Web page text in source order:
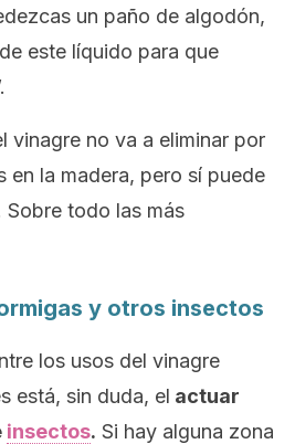
un paño de algodón,
este líquido para que
vinagre no va a eliminar por
en la madera, pero sí puede
Sobre todo las más
y otros insectos
los usos del vinagre
está, sin duda, el actuar
insectos. Si hay alguna zona